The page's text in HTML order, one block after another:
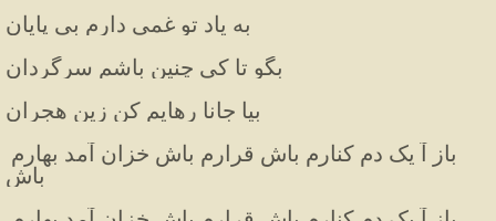
به یاد تو غمی دارم بی پایان
بگو تا کی چنین باشم سرگردان
بیا جانا رهایم کن زین هجران
باش